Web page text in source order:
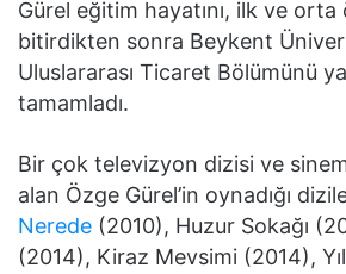
Gürel eğitim hayatını, ilk ve
bitirdikten sonra Beykent
Uluslararası Ticaret Bölümünü
tamamladı.
Bir çok televizyon dizisi ve
alan Özge Gürel’in oynadığı
Nerede (2010), Huzur Sokağı
(2014), Kiraz Mevsimi (2014),